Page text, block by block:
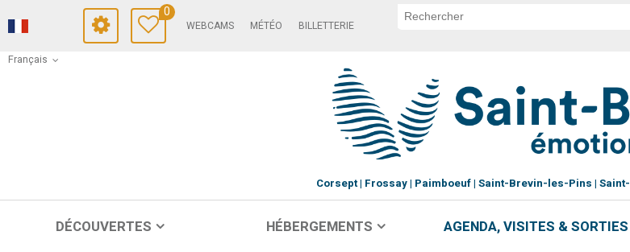
Français
0
WEBCAMS MÉTÉO BILLETTERIE
Corsept Frossay Paimboeuf Saint-Brevin-les-Pins
DÉCOUVERTES HÉBERGEMENTS AGENDA, VISITES & SORTIES